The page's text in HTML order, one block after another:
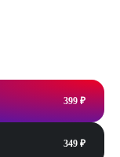
399 ₽
349 ₽